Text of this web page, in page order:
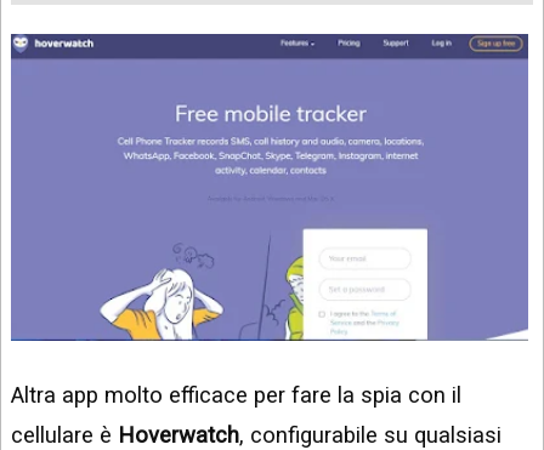
Altra app molto efficace per fare la spia con il
cellulare è Hoverwatch, configurabile su qualsiasi